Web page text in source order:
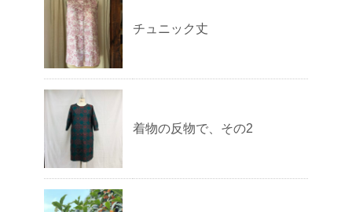
チュニック丈
着物の反物で、その2